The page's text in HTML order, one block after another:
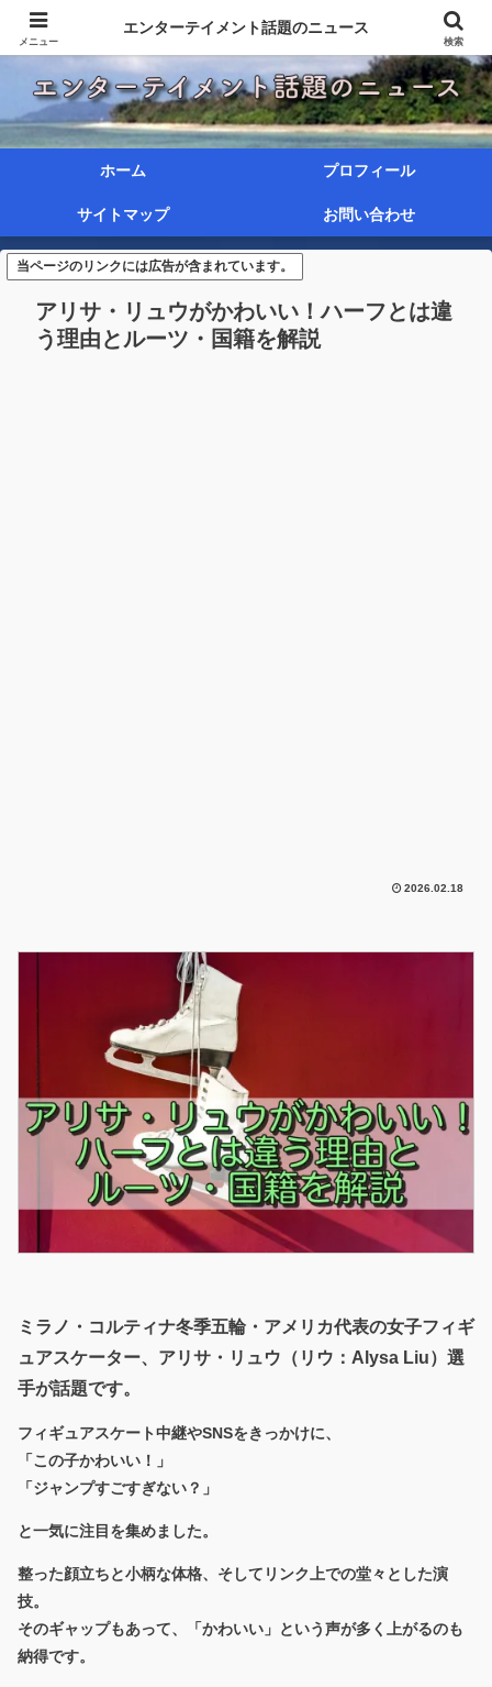
ホーム プロフィール
サイトマップ お問い合わせ
当ページのリンクには広告が含まれています。
アリサ・リュウがかわいい！ハーフとは違
う理由とルーツ・国籍を解説
2026.02.18
ミラノ・コルティナ冬季五輪・アメリカ代表の女子フィギ
ュアスケーター、アリサ・リュウ（リウ：Alysa Liu）選
手が話題です。
フィギュアスケート中継やSNSをきっかけに、
「この子かわいい！」
「ジャンプすごすぎない？」
と一気に注目を集めました。
整った顔立ちと小柄な体格、そしてリンク上での堂々とした演
技。
そのギャップもあって、「かわいい」という声が多く上がるのも
納得です。
メニュー
エンターテイメント話題のニュース
検索